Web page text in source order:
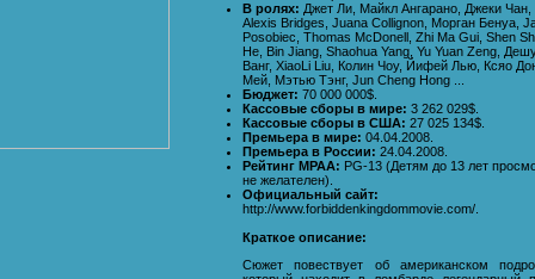
В ролях: Джет Ли, Майкл Ангарано, Джеки Чан,
Alexis Bridges, Juana Collignon, Морган Бенуа,
Posobiec, Thomas McDonell, Zhi Ma Gui, Shen
He, Bin Jiang, Shaohua Yang, Yu Yuan Zeng,
Ванг, XiaoLi Liu, Колин Чоу, Йифей Лью, Ксяо
Мей, Мэтью Тэнг, Jun Cheng Hong ...
Бюджет: 70 000 000$.
Кассовые сборы в мире: 3 262 029$.
Кассовые сборы в США: 27 025 134$.
Премьера в мире: 04.04.2008.
Премьера в России: 24.04.2008.
Рейтинг MPAA: PG-13 (Детям до 13 лет
не желателен).
Официальный сайт:
http://www.forbiddenkingdommovie.com/.
Краткое описание:
Сюжет повествует об американском